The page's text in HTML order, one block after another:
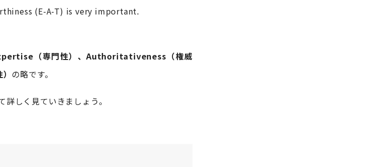
(E-A-T) is very important.
（専門性）、Authoritativeness（権威
の略です。
しく見ていきましょう。